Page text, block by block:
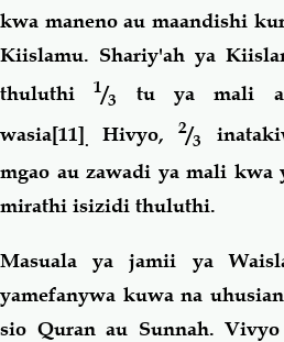
kwa maneno au maandishi
Kiislamu. Shariy'ah ya
thuluthi1/3
tu ya mali
wasia[11].Hivyo,2/3
mgao au zawadi ya mali kwa
mirathi isizidi thuluthi.
Masuala ya jamii ya
yamefanywa kuwa na
sio Quran au Sunnah.